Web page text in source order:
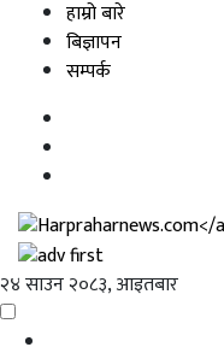
content
हाम्रो बारे
बिज्ञापन
सम्पर्क
२४ साउन २०८३, आइतबार